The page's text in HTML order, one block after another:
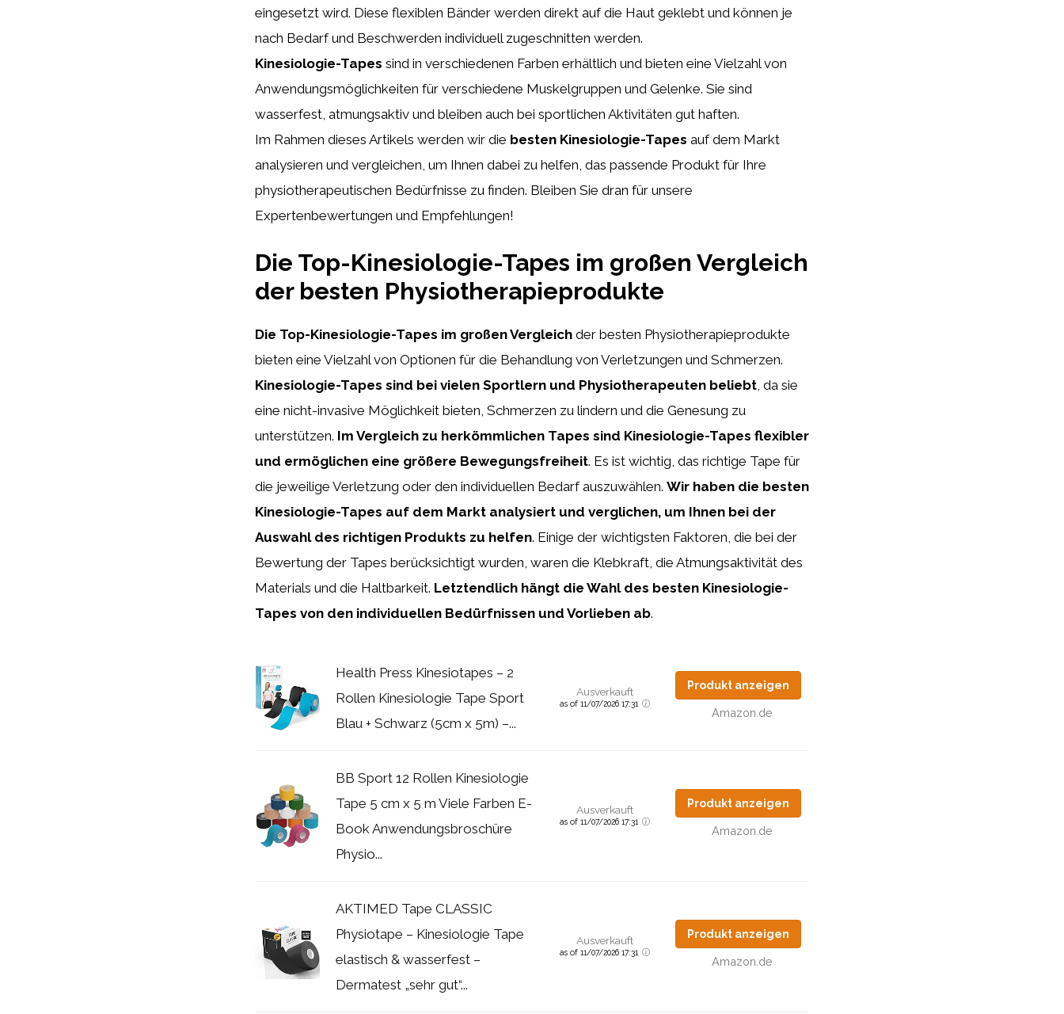
eingesetzt wird. Diese flexiblen Bänder werden direkt auf die Haut geklebt und können je
nach Bedarf und Beschwerden individuell zugeschnitten werden.
Kinesiologie-Tapes sind in verschiedenen Farben erhältlich und bieten eine Vielzahl von
Anwendungsmöglichkeiten für verschiedene Muskelgruppen und Gelenke. Sie sind
wasserfest, atmungsaktiv und bleiben auch bei sportlichen Aktivitäten gut haften.
Im Rahmen dieses Artikels werden wir die besten Kinesiologie-Tapes auf dem Markt
analysieren und vergleichen, um Ihnen dabei zu helfen, das passende Produkt für Ihre
physiotherapeutischen Bedürfnisse zu finden. Bleiben Sie dran für unsere
Expertenbewertungen und Empfehlungen!
Die Top-Kinesiologie-Tapes im großen Vergleich
der besten Physiotherapieprodukte
Die Top-Kinesiologie-Tapes im großen Vergleich der besten Physiotherapieprodukte
bieten eine Vielzahl von Optionen für die Behandlung von Verletzungen und Schmerzen.
Kinesiologie-Tapes sind bei vielen Sportlern und Physiotherapeuten beliebt , da sie
eine nicht-invasive Möglichkeit bieten, Schmerzen zu lindern und die Genesung zu
unterstützen. Im Vergleich zu herkömmlichen Tapes sind Kinesiologie-Tapes flexibler
und ermöglichen eine größere Bewegungsfreiheit. Es ist wichtig, das richtige Tape für
die jeweilige Verletzung oder den individuellen Bedarf auszuwählen. Wir haben die besten
Kinesiologie-Tapes auf dem Markt analysiert und verglichen, um Ihnen bei der
Auswahl des richtigen Produkts zu helfen. Einige der wichtigsten Faktoren, die bei der
Bewertung der Tapes berücksichtigt wurden, waren die Klebkraft, die Atmungsaktivität des
Materials und die Haltbarkeit. Letztendlich hängt die Wahl des besten Kinesiologie-
Tapes von den individuellen Bedürfnissen und Vorlieben ab.
Health Press Kinesiotapes – 2
Rollen Kinesiologie Tape Sport
Blau + Schwarz (5cm x 5m) –...
Ausverkauft
as of 11/07/2026 17:31
Produkt anzeigen
Amazon.de
BB Sport 12 Rollen Kinesiologie
Tape 5 cm x 5 m Viele Farben E-
Book Anwendungsbroschüre
Physio...
Ausverkauft
as of 11/07/2026 17:31
Produkt anzeigen
Amazon.de
AKTIMED Tape CLASSIC
Physiotape – Kinesiologie Tape
elastisch & wasserfest –
Dermatest „sehr gut“...
Ausverkauft
as of 11/07/2026 17:31
Produkt anzeigen
Amazon.de